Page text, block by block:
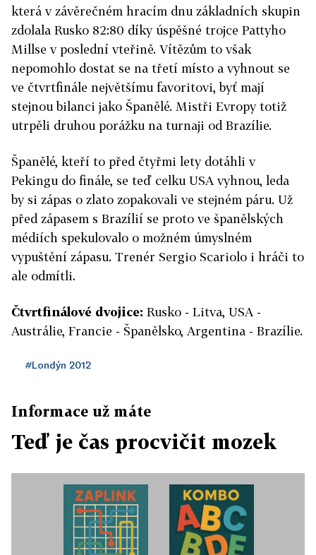
která v závěrečném hracím dnu základních skupin
zdolala Rusko 82:80 díky úspěšné trojce Pattyho
Millse v poslední vteřině. Vítězům to však
nepomohlo dostat se na třetí místo a vyhnout se
ve čtvrtfinále největšímu favoritovi, byť mají
stejnou bilanci jako Španělé. Mistři Evropy totiž
utrpěli druhou porážku na turnaji od Brazílie.
Španělé, kteří to před čtyřmi lety dotáhli v
Pekingu do finále, se teď celku USA vyhnou, leda
by si zápas o zlato zopakovali ve stejném páru. Už
před zápasem s Brazílií se proto ve španělských
médiích spekulovalo o možném úmyslném
vypuštění zápasu. Trenér Sergio Scariolo i hráči to
ale odmítli.
Čtvrtfinálové dvojice: Rusko - Litva, USA -
Austrálie, Francie - Španělsko, Argentina - Brazílie.
#Londýn 2012
Informace už máte
Teď je čas procvičit mozek